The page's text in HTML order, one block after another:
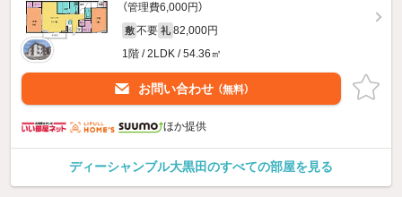
（管理費6,000円）
敷 不要 礼 82,000円
1階 / 2LDK / 54.36㎡
お問い合わせ （無料）
ほか提供
ディーシャンブル大黒田のすべての部屋を見る